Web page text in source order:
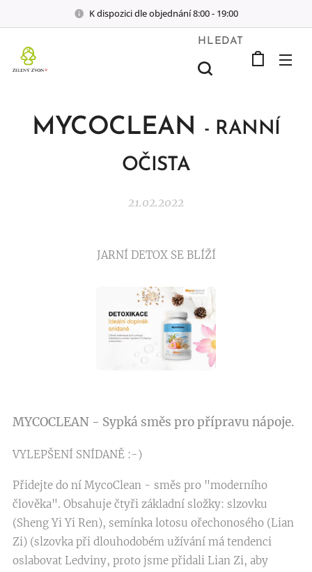
K dispozici dle objednání 8:00 - 19:00
HLEDAT
MYCOCLEAN - RANNÍ
OČISTA
21.02.2022
JARNÍ DETOX SE BLÍŽÍ
MYCOCLEAN - Sypká směs pro přípravu nápoje.
VYLEPŠENÍ SNÍDANĚ :-)
Přidejte do ní MycoClean - směs pro "moderního
člověka". Obsahuje čtyři základní složky: slzovku
(Sheng Yi Yi Ren), semínka lotosu ořechonosého (Lian
Zi) (slzovka při dlouhodobém užívání má tendenci
oslabovat Ledviny, proto jsme přidali Lian Zi, aby